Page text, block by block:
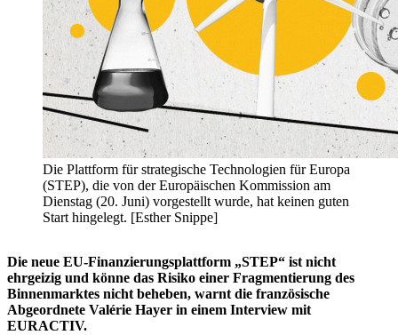
Die Plattform für strategische Technologien für Europa
(STEP), die von der Europäischen Kommission am
Dienstag (20. Juni) vorgestellt wurde, hat keinen guten
Start hingelegt. [Esther Snippe]
Die neue EU-Finanzierungsplattform „STEP“ ist nicht
ehrgeizig und könne das Risiko einer Fragmentierung des
Binnenmarktes nicht beheben, warnt die französische
Abgeordnete Valérie Hayer in einem Interview mit
EURACTIV.